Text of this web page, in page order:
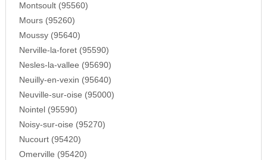
Montsoult (95560)
Mours (95260)
Moussy (95640)
Nerville-la-foret (95590)
Nesles-la-vallee (95690)
Neuilly-en-vexin (95640)
Neuville-sur-oise (95000)
Nointel (95590)
Noisy-sur-oise (95270)
Nucourt (95420)
Omerville (95420)